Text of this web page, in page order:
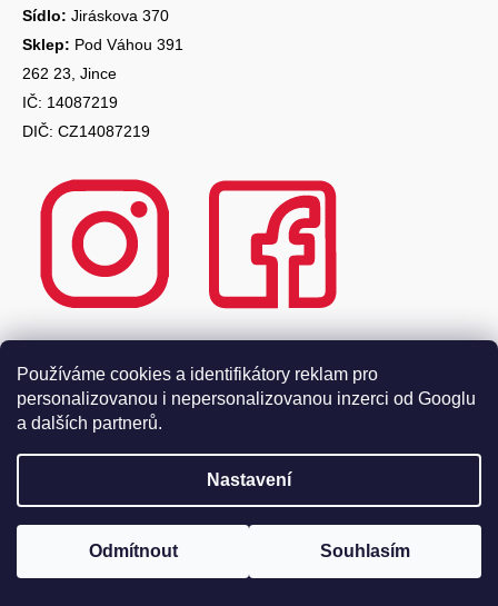
Používáme cookies a identifikátory reklam pro
personalizovanou i nepersonalizovanou inzerci od Googlu
a dalších partnerů.
Nastavení
Odmítnout Souhlasím
Sídlo: Jiráskova 370
Sklep: Pod Váhou 391
262 23, Jince
IČ: 14087219
DIČ: CZ14087219
O nás